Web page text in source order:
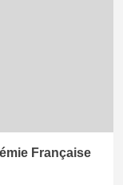
Française